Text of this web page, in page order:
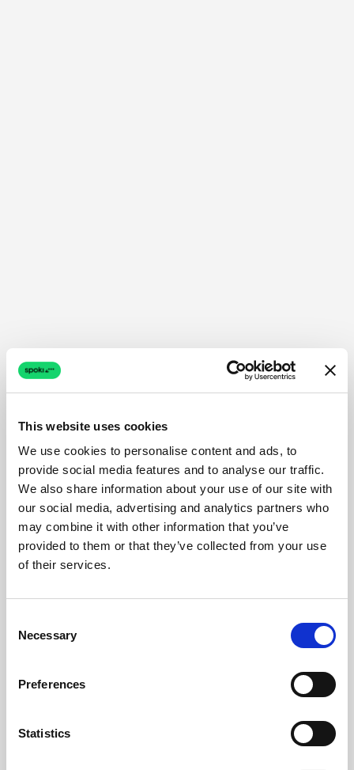
This website uses cookies
We use cookies to personalise content and ads, to
provide social media features and to analyse our traffic.
We also share information about your use of our site with
our social media, advertising and analytics partners who
may combine it with other information that you’ve
provided to them or that they’ve collected from your use
of their services.
Selection
Necessary
Preferences
Statistics